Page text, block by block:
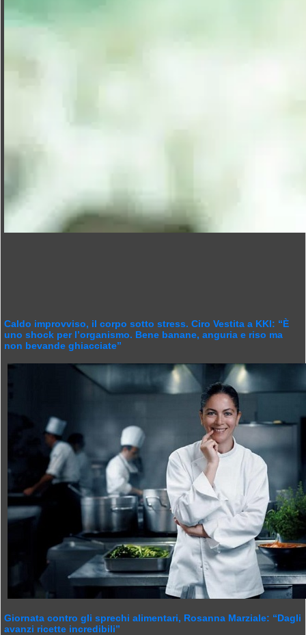
Caldo improvviso, il corpo sotto stress. Ciro Vestita a KKI: “È
uno shock per l’organismo. Bene banane, anguria e riso ma
non bevande ghiacciate”
Giornata contro gli sprechi alimentari, Rosanna Marziale: “Dagli
avanzi ricette incredibili”